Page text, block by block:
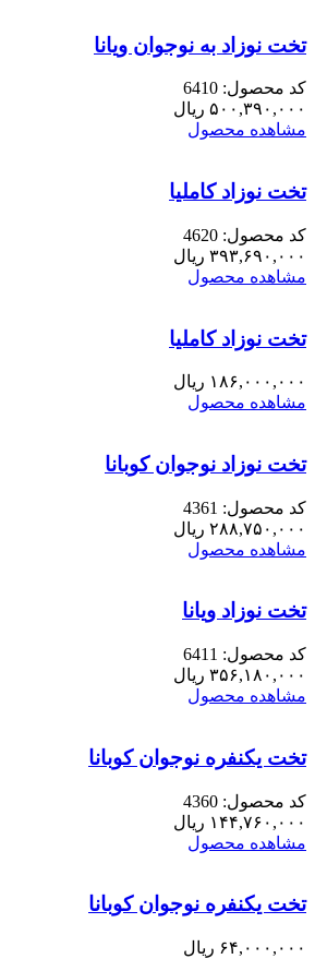
تخت نوزاد به نوجوان ویانا
کد محصول: 6410
۵۰۰,۳۹۰,۰۰۰ ریال
مشاهده محصول
تخت نوزاد کاملیا
کد محصول: 4620
۳۹۳,۶۹۰,۰۰۰ ریال
مشاهده محصول
تخت نوزاد کاملیا
۱۸۶,۰۰۰,۰۰۰ ریال
مشاهده محصول
تخت نوزاد نوجوان کوبانا
کد محصول: 4361
۲۸۸,۷۵۰,۰۰۰ ریال
مشاهده محصول
تخت نوزاد ویانا
کد محصول: 6411
۳۵۶,۱۸۰,۰۰۰ ریال
مشاهده محصول
تخت یکنفره نوجوان کوبانا
کد محصول: 4360
۱۴۴,۷۶۰,۰۰۰ ریال
مشاهده محصول
تخت یکنفره نوجوان کوبانا
۶۴,۰۰۰,۰۰۰ ریال